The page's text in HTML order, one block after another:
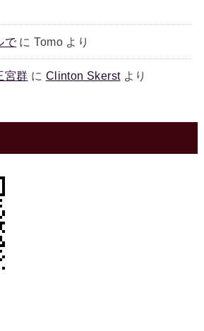
でにTomoより
宮群 に Clinton Skerstより